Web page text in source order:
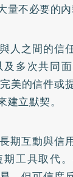
不必要的內
人之間的信
多次共同
美的信件或
立默契。
期互動與信
工具取代